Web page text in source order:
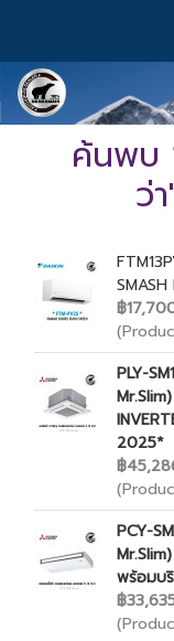
ค้นพบ
ว่
฿
PLY-
2025*
฿
PCY-
พร้อมบ
฿